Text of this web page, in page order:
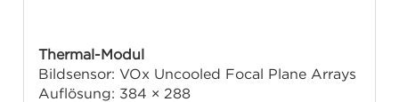
Thermal-Modul
Bildsensor: VOx Uncooled Focal Plane Arrays
Auflösung: 384 × 288